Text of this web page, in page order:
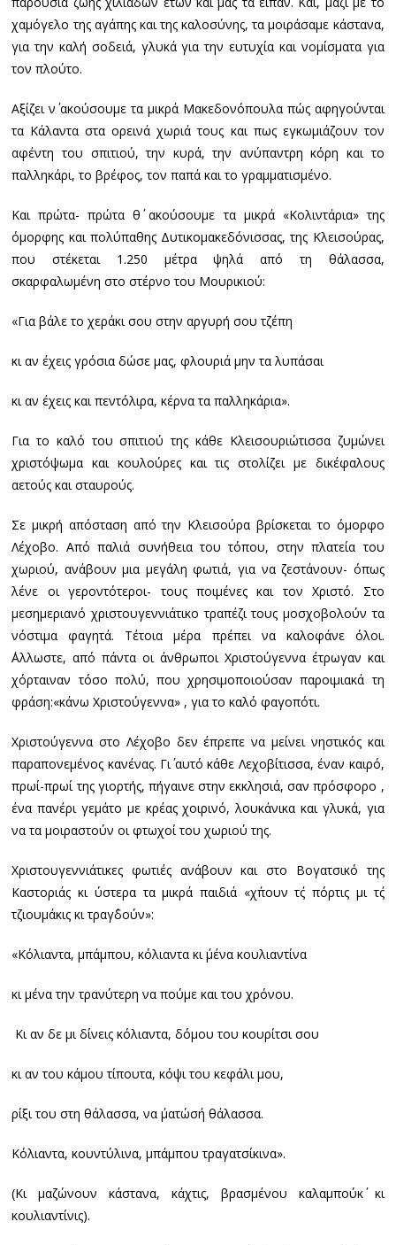
χαμόγελο της αγάπης και της καλοσύνης, τα μοιράσαμε κάστανα,
για την καλή σοδειά, γλυκά για την ευτυχία και νομίσματα για
τον πλούτο.
Αξίζει ν΄ ακούσουμε τα μικρά Μακεδονόπουλα πώς αφηγούνται
τα Κάλαντα στα ορεινά χωριά τους και πως εγκωμιάζουν τον
αφέντη του σπιτιού, την κυρά, την ανύπαντρη κόρη και το
παλληκάρι, το βρέφος, τον παπά και το γραμματισμένο.
Και πρώτα- πρώτα θ΄ ακούσουμε τα μικρά «Κολιντάρια» της
όμορφης και πολύπαθης Δυτικομακεδόνισσας, της Κλεισούρας,
που στέκεται 1.250 μέτρα ψηλά από τη θάλασσα,
σκαρφαλωμένη στο στέρνο του Μουρικιού:
«Για βάλε το χεράκι σου στην αργυρή σου τζέπη
κι αν έχεις γρόσια δώσε μας, φλουριά μην τα λυπάσαι
κι αν έχεις και πεντόλιρα, κέρνα τα παλληκάρια».
Για το καλό του σπιτιού της κάθε Κλεισουριώτισσα ζυμώνει
χριστόψωμα και κουλούρες και τις στολίζει με δικέφαλους
αετούς και σταυρούς.
Σε μικρή απόσταση από την Κλεισούρα βρίσκεται το όμορφο
Λέχοβο. Από παλιά συνήθεια του τόπου, στην πλατεία του
χωριού, ανάβουν μια μεγάλη φωτιά, για να ζεστάνουν- όπως
λένε οι γεροντότεροι- τους ποιμένες και τον Χριστό. Στο
μεσημεριανό χριστουγεννιάτικο τραπέζι τους μοσχοβολούν τα
νόστιμα φαγητά. Τέτοια μέρα πρέπει να καλοφάνε όλοι.
΄Αλλωστε, από πάντα οι άνθρωποι Χριστούγεννα έτρωγαν και
χόρταιναν τόσο πολύ, που χρησιμοποιούσαν παροιμιακά τη
φράση:«κάνω Χριστούγεννα» , για το καλό φαγοπότι.
Χριστούγεννα στο Λέχοβο δεν έπρεπε να μείνει νηστικός και
παραπονεμένος κανένας. Γι΄ αυτό κάθε Λεχοβίτισσα, έναν καιρό,
πρωί-πρωί της γιορτής, πήγαινε στην εκκλησιά, σαν πρόσφορο ,
ένα πανέρι γεμάτο με κρέας χοιρινό, λουκάνικα και γλυκά, για
να τα μοιραστούν οι φτωχοί του χωριού της.
Χριστουγεννιάτικες φωτιές ανάβουν και στο Βογατσικό της
Καστοριάς κι ύστερα τα μικρά παιδιά «χ΄πουν τ΄ς πόρτις μι τ΄ς
τζιουμάκις κι τραγ΄δούν»:
«Κόλιαντα, μπάμπου, κόλιαντα κι ΄μένα κουλιαντίνα
κι μένα την τρανύτερη να πούμε και του χρόνου.
Κι αν δε μι δίνεις κόλιαντα, δόμου του κουρίτσι σου
κι αν του κάμου τίπουτα, κόψι του κεφάλι μου,
ρίξι του στη θάλασσα, να ΄ματώσ΄η θάλασσα.
Κόλιαντα, κουντύλινα, μπάμπου τραγατσίκινα».
(Κι μαζώνουν κάστανα, κάχτις, βρασμένου καλαμπούκ΄ κι
κουλιαντίνις).